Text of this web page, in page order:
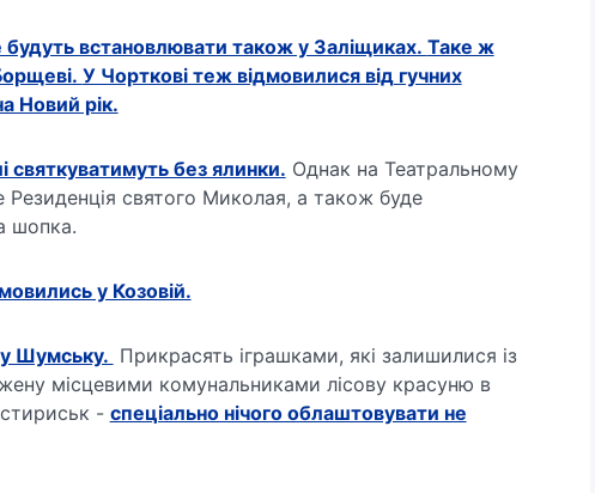
будуть встановлювати також у Заліщиках. Таке ж
У Чорткові теж відмовилися від гучних
Новий рік.
святкуватимуть без ялинки. Однак на Театральному
святого Миколая, а також буде
шопка.
у Козовій.
Шумську. Прикрасять іграшками, які залишилися із
місцевими комунальниками лісову красуню в
- спеціально нічого облаштовувати не